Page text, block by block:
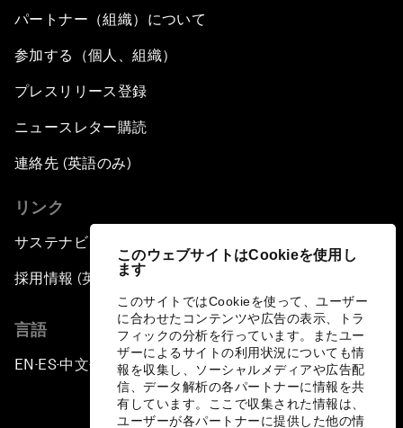
このウェブサイトはCookieを使用し
ます
このサイトではCookieを使って、ユーザー
に合わせたコンテンツや広告の表示、トラ
フィックの分析を行っています。またユー
ザーによるサイトの利用状況についても情
報を収集し、ソーシャルメディアや広告配
信、データ解析の各パートナーに情報を共
有しています。ここで収集された情報は、
ユーザーが各パートナーに提供した他の情
パートナー（組織）について
参加する（個人、組織）
プレスリリース登録
ニュースレター購読
連絡先 (英語のみ)
リンク
サステナビリティへの取り組み
採用情報 (英語のみ)
言語
EN ▪ ES▪中文▪ 日本語